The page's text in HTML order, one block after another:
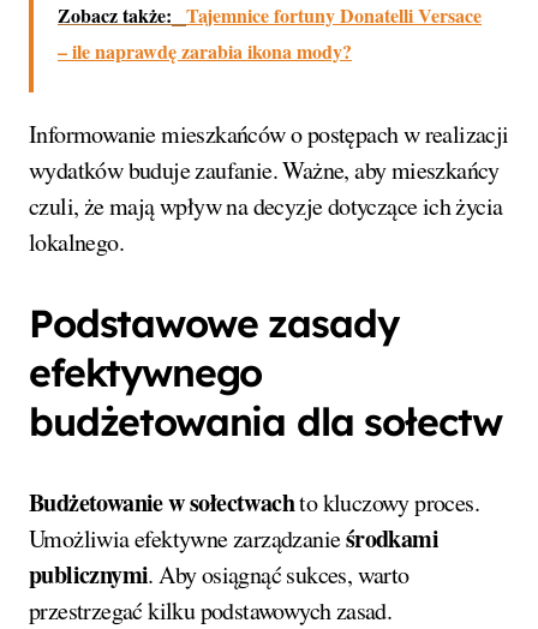
Zobacz także: Tajemnice fortuny Donatelli Versace
– ile naprawdę zarabia ikona mody?
Informowanie mieszkańców o postępach w realizacji
wydatków buduje zaufanie. Ważne, aby mieszkańcy
czuli, że mają wpływ na decyzje dotyczące ich życia
lokalnego.
Podstawowe zasady
efektywnego
budżetowania dla sołectw
Budżetowanie w sołectwachto kluczowy proces.
Umożliwia efektywne zarządzanieśrodkami
publicznymi. Aby osiągnąć sukces, warto
przestrzegać kilku podstawowych zasad.